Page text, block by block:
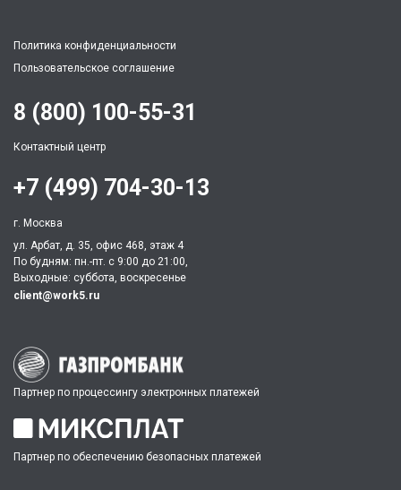
Политика конфиденциальности
Пользовательское соглашение
Партнер по процессингу электронных платежей
Партнер по обеспечению безопасных платежей
8 (800) 100-55-31
Контактный центр
+7 (499) 704-30-13
г. Москва
ул. Арбат, д. 35, офис 468, этаж 4
По будням: пн.-пт. c 9:00 до 21:00,
Выходные: суббота, воскресенье
client@work5.ru